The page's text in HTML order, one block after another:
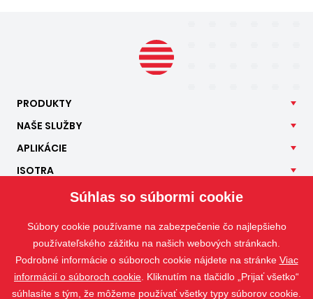
PRODUKTY
NAŠE SLUŽBY
APLIKÁCIE
ISOTRA
Súhlas so súbormi cookie
Súbory cookie používame na zabezpečenie čo najlepšieho
používateľského zážitku na našich webových stránkach.
Podrobné informácie o súboroch cookie nájdete na stránke Viac
informácií o súboroch cookie . Kliknutím na tlačidlo „Prijať všetko“
súhlasíte s tým, že môžeme používať všetky typy súborov cookie.